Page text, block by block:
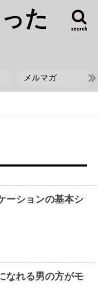
た
search
メルマガ
ーションの基本シ
なれる男の方がモ